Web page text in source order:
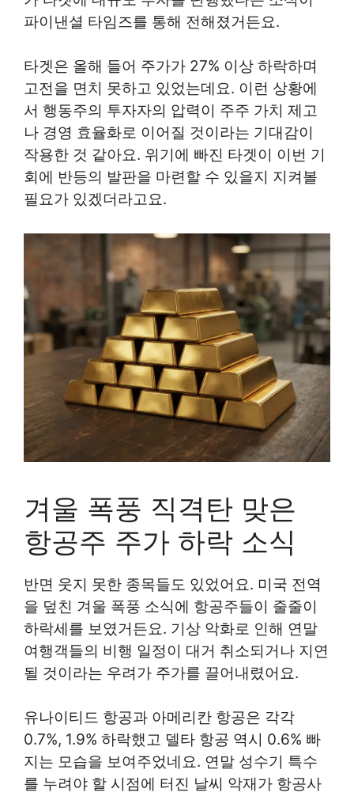
파이낸셜 타임즈를 통해 전해졌거든요.
타겟은 올해 들어 주가가 27% 이상 하락하며
고전을 면치 못하고 있었는데요. 이런 상황에
서 행동주의 투자자의 압력이 주주 가치 제고
나 경영 효율화로 이어질 것이라는 기대감이
작용한 것 같아요. 위기에 빠진 타겟이 이번 기
회에 반등의 발판을 마련할 수 있을지 지켜볼
필요가 있겠더라고요.
겨울 폭풍 직격탄 맞은
항공주 주가 하락 소식
반면 웃지 못한 종목들도 있었어요. 미국 전역
을 덮친 겨울 폭풍 소식에 항공주들이 줄줄이
하락세를 보였거든요. 기상 악화로 인해 연말
여행객들의 비행 일정이 대거 취소되거나 지연
될 것이라는 우려가 주가를 끌어내렸어요.
유나이티드 항공과 아메리칸 항공은 각각
0.7%, 1.9% 하락했고 델타 항공 역시 0.6% 빠
지는 모습을 보여주었네요. 연말 성수기 특수
를 누려야 할 시점에 터진 날씨 악재가 항공사